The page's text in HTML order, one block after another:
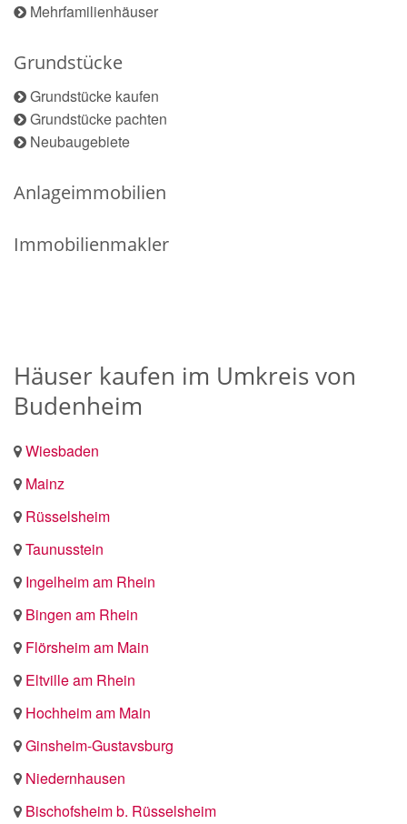
Mehrfamilienhäuser
Grundstücke
Grundstücke kaufen
Grundstücke pachten
Neubaugebiete
Anlageimmobilien
Immobilienmakler
Häuser kaufen im Umkreis von
Budenheim
Wiesbaden
Mainz
Rüsselsheim
Taunusstein
Ingelheim am Rhein
Bingen am Rhein
Flörsheim am Main
Eltville am Rhein
Hochheim am Main
Ginsheim-Gustavsburg
Niedernhausen
Bischofsheim b. Rüsselsheim